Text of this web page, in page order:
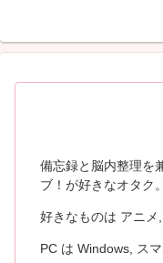
備忘録と脳内整理を
ブ！が好きなオタク
好きなものは アニメ,
PC は Windows, ス